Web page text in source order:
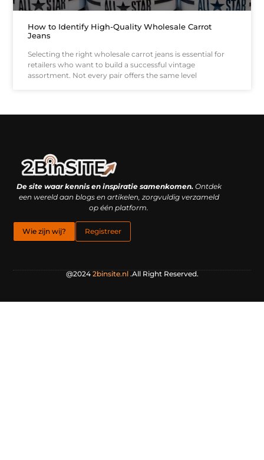
How to Identify High-Quality Wholesale Carrot
Jeans
Selecting the right wholesale carrot jeans is essential for
retailers who want to build a successful vintage
assortment. Not every pair offers the same level
De site waar kennis en inspiratie samenkomen.Ontdek
een wereld aan blogs en artikelen, zorgvuldig verzameld
op één platform.
Wie zijn wij? Registreer
@2024 2binsite.nl.All Right Reserved.